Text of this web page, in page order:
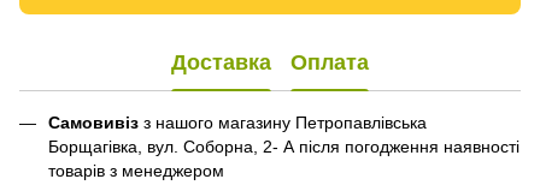
Доставка Оплата
Самовивіз з нашого магазину Петропавлівська
Борщагівка, вул. Соборна, 2- А після погодження наявності
товарів з менеджером